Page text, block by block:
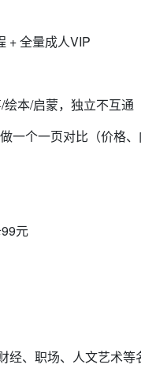
+ 全量成人VIP
本/启蒙，独立不互通
一个一页对比（价格、
元
经、职场、人文艺术等